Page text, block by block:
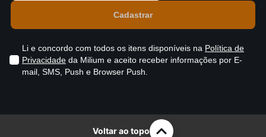
Li e concordo com todos os itens disponíveis na Política de
Privacidade da Milium e aceito receber informações por E-
mail, SMS, Push e Browser Push.
Voltar ao topo